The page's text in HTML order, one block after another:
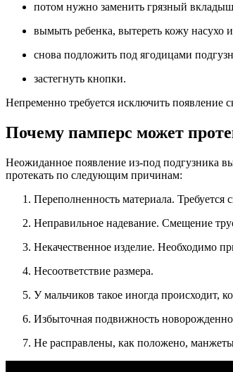
потом нужно заменить грязный
вымыть ребенка, вытереть кожу насухо
снова подложить под ягодицами
застегнуть кнопки.
Непременно требуется исключить появление
Почему памперс может
Неожиданное появление из-под подгузника
протекать по следующим причинам:
Переполненность материала. Требуется
Неправильное надевание. Смещение
Некачественное изделие. Необходимо
Несоответствие размера.
У мальчиков такое иногда происходит,
Избыточная подвижность
Не расправлены, как положено,